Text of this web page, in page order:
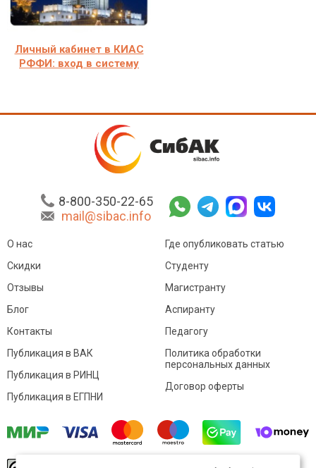
Личный кабинет в КИАС
РФФИ: вход в систему
8-800-350-22-65
mail@sibac.info
О нас
Скидки
Отзывы
Блог
Контакты
Где опубликовать статью
Студенту
Магистранту
Аспиранту
Педагогу
Публикация в ВАК
Публикация в РИНЦ
Публикация в ЕГПНИ
Политика обработки
персональных данных
Договор оферты